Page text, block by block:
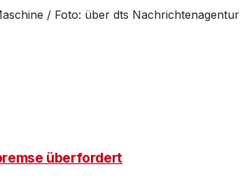
/ Foto: über dts Nachrichtenagentur
überfordert